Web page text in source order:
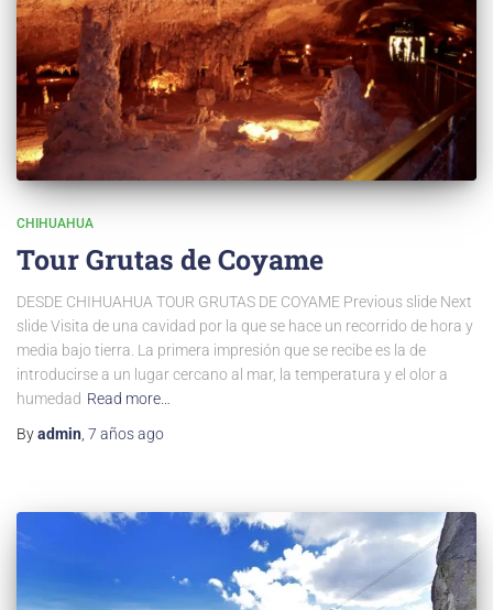
CHIHUAHUA
Tour Grutas de Coyame
DESDE CHIHUAHUA TOUR GRUTAS DE COYAME Previous slide Next
slide Visita de una cavidad por la que se hace un recorrido de hora y
media bajo tierra. La primera impresión que se recibe es la de
introducirse a un lugar cercano al mar, la temperatura y el olor a
humedad Read more…
Byadmin, 7 añosago